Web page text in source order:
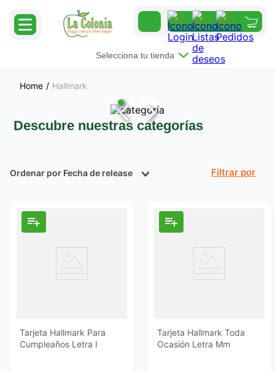
Selecciona tu tienda
Hallmark
Descubre nuestras categorías
Ordenar por Fecha de release
Tarjeta Hallmark Para
Cumpleaños Letra I
Tarjeta Hallmark Toda
Ocasión Letra Mm